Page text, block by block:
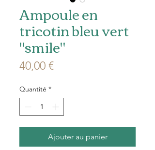
Ampoule en
tricotin bleu vert
"smile"
40,00 €Prix
Quantité *
Ajouter au panier